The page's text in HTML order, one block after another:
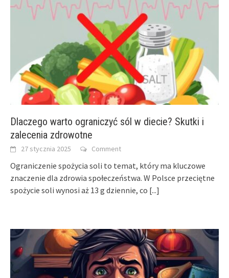
Dlaczego warto ograniczyć sól w diecie? Skutki i
zalecenia zdrowotne
27 stycznia 2025 Comment
Ograniczenie spożycia soli to temat, który ma kluczowe
znaczenie dla zdrowia społeczeństwa. W Polsce przeciętne
spożycie soli wynosi aż 13 g dziennie, co [...]